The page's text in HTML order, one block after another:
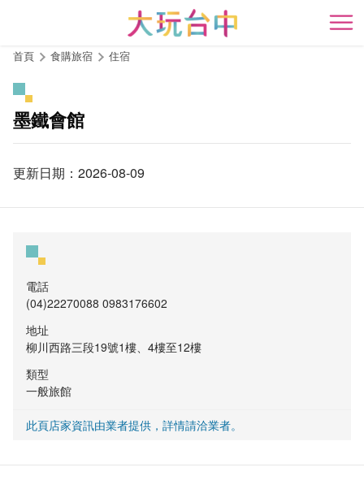
開
首頁 食購旅宿 住宿
墨鐵會館
更新日期：2026-08-09
電話
(04)22270088 0983176602
地址
柳川西路三段19號1樓、4樓至12樓
類型
一般旅館
此頁店家資訊由業者提供，詳情請洽業者。